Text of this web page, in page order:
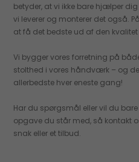
betyder, at vi ikke bare hjælper
vi leverer og monterer det også.
at få det bedste ud af den
Vi bygger vores forretning på
stolthed i vores håndværk – og
allerbedste hver eneste gang!
Har du spørgsmål eller vil du
opgave du står med, så kontakt
snak eller et tilbud.